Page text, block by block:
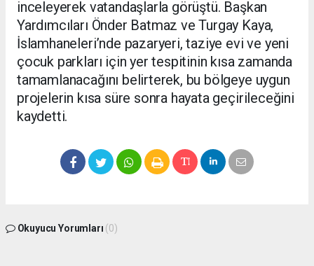
inceleyerek vatandaşlarla görüştü. Başkan
Yardımcıları Önder Batmaz ve Turgay Kaya,
İslamhaneleri’nde pazaryeri, taziye evi ve yeni
çocuk parkları için yer tespitinin kısa zamanda
tamamlanacağını belirterek, bu bölgeye uygun
projelerin kısa süre sonra hayata geçirileceğini
kaydetti.
Okuyucu Yorumları (0)